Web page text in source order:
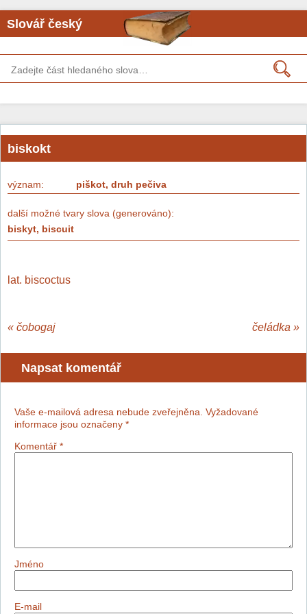
Slovář český
biskokt
význam: piškot, druh pečiva
další možné tvary slova (generováno):
biskyt, biscuit
lat. biscoctus
« čobogaj čeládka »
Napsat komentář
Vaše e-mailová adresa nebude zveřejněna. Vyžadované
informace jsou označeny *
Komentář *
Jméno
E-mail